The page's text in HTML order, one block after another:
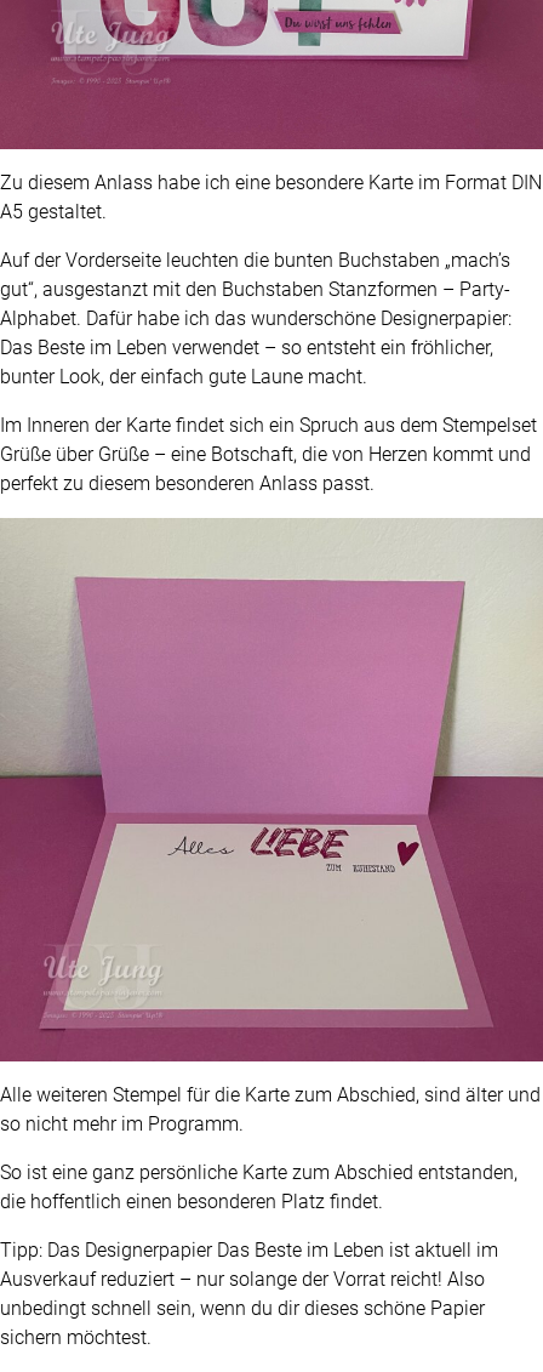
Zu diesem Anlass habe ich eine besondere Karte im Format DIN
A5 gestaltet.
Auf der Vorderseite leuchten die bunten Buchstaben „mach’s
gut“, ausgestanzt mit den Buchstaben Stanzformen – Party-
Alphabet. Dafür habe ich das wunderschöne Designerpapier:
Das Beste im Leben verwendet – so entsteht ein fröhlicher,
bunter Look, der einfach gute Laune macht.
Im Inneren der Karte findet sich ein Spruch aus dem Stempelset
Grüße über Grüße – eine Botschaft, die von Herzen kommt und
perfekt zu diesem besonderen Anlass passt.
Alle weiteren Stempel für die Karte zum Abschied, sind älter und
so nicht mehr im Programm.
So ist eine ganz persönliche Karte zum Abschied entstanden,
die hoffentlich einen besonderen Platz findet.
Tipp: Das Designerpapier Das Beste im Leben ist aktuell im
Ausverkauf reduziert – nur solange der Vorrat reicht! Also
unbedingt schnell sein, wenn du dir dieses schöne Papier
sichern möchtest.